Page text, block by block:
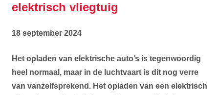
elektrisch vliegtuig
18 september 2024
Het opladen van elektrische auto’s is tegenwoordig
heel normaal, maar in de luchtvaart is dit nog verre
van vanzelfsprekend. Het opladen van een elektrisch